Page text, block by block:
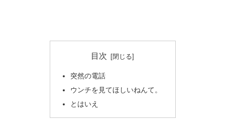
目次
突然の電話
ウンチを見てほしいねんて。
とはいえ